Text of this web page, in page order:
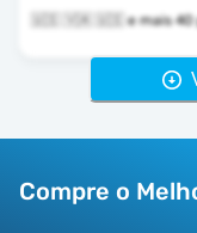
🇺🇸 🇻🇦 🇺🇸 e
Compre o